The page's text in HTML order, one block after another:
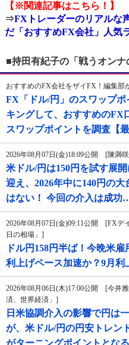
【※関連記事はこちら！】
⇒FXトレーダーのリアルな
だ「おすすめFX会社」人気
■持田有紀子の「戦うオン
おすすめのFX会社をザイFX！編集部
FX「ドル/円」のスワップ
キングして、おすすめのFX
スワップポイントを調査【最
2026年08月07日(金)18:09公開 [陳満
米ドル/円は150円を試す展
迎え、2026年中に140円の
はない！ 今回の介入は成功
2026年08月07日(金)09:11公開 [FXデ
日の相場」]
ドル円158円半ば！今晩米
利上げペース加速か？9月利
2026年08月06日(木)17:00公開 [今井
済、世界経済」]
日米協調介入の影響で円は
が、米ドル/円の円安トレン
がターニングポイントとな